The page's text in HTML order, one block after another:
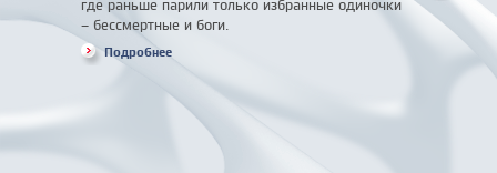
где раньше парили только избранные одиночки
– бессмертные и боги.
Подробнее